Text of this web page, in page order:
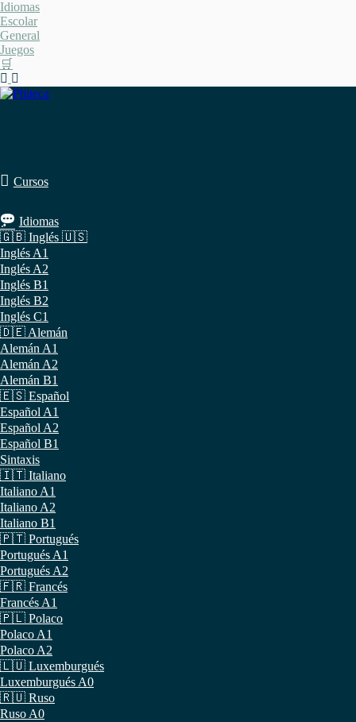
Saltar
al
contenido
Idiomas
Escolar
General
Juegos
🛒
Cursos
Idiomas
🇬🇧 Inglés 🇺🇸
Inglés A1
Inglés A2
Inglés B1
Inglés B2
Inglés C1
🇩🇪 Alemán
Alemán A1
Alemán A2
Alemán B1
🇪🇸 Español
Español A1
Español A2
Español B1
Sintaxis
🇮🇹 Italiano
Italiano A1
Italiano A2
Italiano B1
🇵🇹 Portugués
Portugués A1
Portugués A2
🇫🇷 Francés
Francés A1
🇵🇱 Polaco
Polaco A1
Polaco A2
🇱🇺 Luxemburgués
Luxemburgués A0
🇷🇺 Ruso
Ruso A0